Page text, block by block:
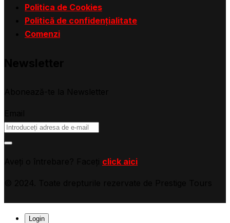
Politica de Cookies
Politică de confidențialitate
Comenzi
click aici
Login